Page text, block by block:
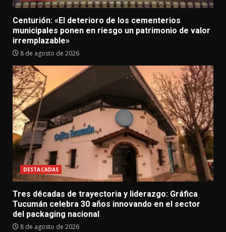
Centurión: «El deterioro de los cementerios
municipales ponen en riesgo un patrimonio de valor
irremplazable»
8 de agosto de 2026
DESTACADAS
Tres décadas de trayectoria y liderazgo: Gráfica
Tucumán celebra 30 años innovando en el sector
del packaging nacional
8 de agosto de 2026